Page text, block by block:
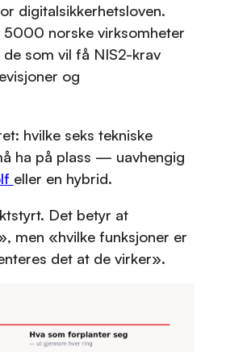
digitalsikkerhetsloven.
5000 norske virksomheter
som vil få NIS2-krav
og
hvilke seks tekniske
ha på plass — uavhengig
eller en hybrid.
Det betyr at
men «hvilke funksjoner er
det at de virker».